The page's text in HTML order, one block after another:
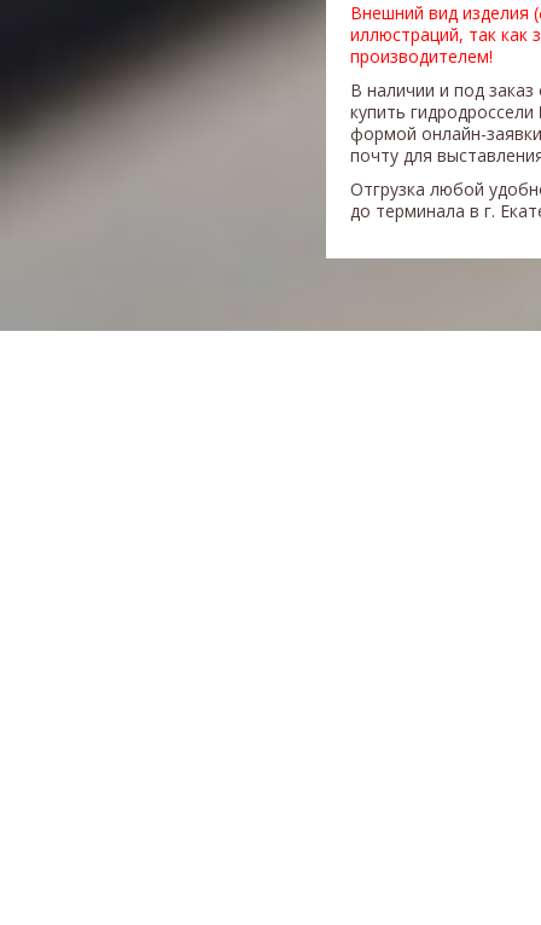
Внешний вид изделия
иллюстраций, так как
производителем!
В наличии и под
купить гидродроссели
формой онлайн-
почту для
Отгрузка любой
до терминала в г.